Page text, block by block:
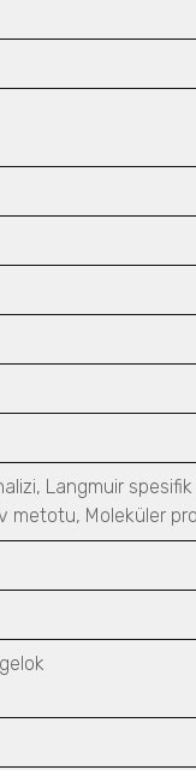
Langmuir spesifik
metotu, Moleküler